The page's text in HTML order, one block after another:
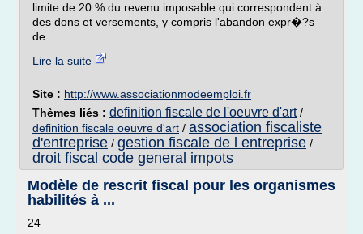
limite de 20 % du revenu imposable qui correspondent à
des dons et versements, y compris l'abandon expr�?s
de...
Lire la suite
Site : http://www.associationmodeemploi.fr
Thèmes liés : definition fiscale de l'oeuvre d'art/
definition fiscale oeuvre d'art / association fiscaliste
d'entreprise / gestion fiscale de l entreprise /
droit fiscal code general impots
Modèle de rescrit fiscal pour les organismes
habilités à ...
24